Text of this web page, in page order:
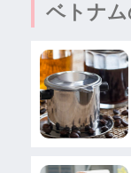
ベトナ